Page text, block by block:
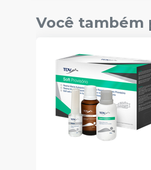
Você também